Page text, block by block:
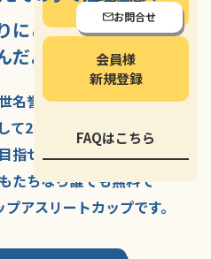
お問合せ
新規登録
会員様
新規登録
FAQはこちら
にこそ大きな意味が
だよ」
名誉会長を務める、野球の
て2007年に
目指せる唯一の野球大会。
たちなら誰でも無料で
プアスリートカップです。